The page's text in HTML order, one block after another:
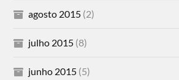
agosto 2015 (2)
julho 2015 (8)
junho 2015 (5)